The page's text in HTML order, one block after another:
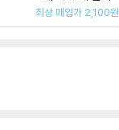
최상 매입가 2,100원